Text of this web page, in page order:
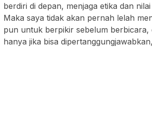
berdiri di depan, menjaga etika dan
Maka saya tidak akan pernah lelah
pun untuk berpikir sebelum berbicara,
hanya jika bisa